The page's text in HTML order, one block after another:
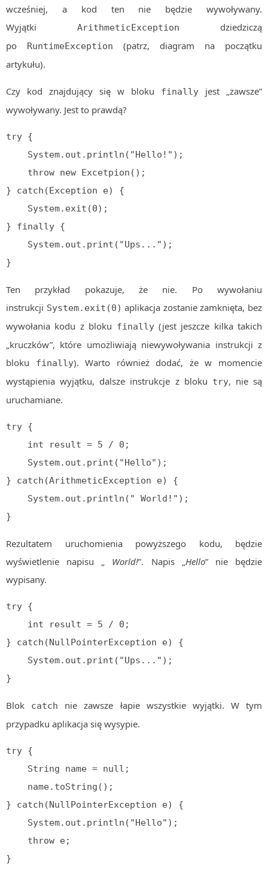
wcześniej, a kod ten nie będzie wywoływany.
Wyjątki ArithmeticException
dziedziczą
po
RuntimeException
(patrz, diagram na początku
artykułu).
Czy kod znajdujący się w bloku finally jest „zawsze”
wywoływany. Jest to prawdą?
try {
} catch(Exception e) {
} finally {
}
Ten przykład pokazuje, że nie. Po wywołaniu
instrukcji System.exit(0) aplikacja zostanie zamknięta, bez
wywołania kodu z bloku finally(jest jeszcze kilka takich
„kruczków”, które umożliwiają niewywoływania instrukcji z
bloku
finally). Warto również dodać, że w momencie
wystąpienia wyjątku, dalsze instrukcje z bloku try, nie są
uruchamiane.
try {
} catch(ArithmeticException e) {
}
Rezultatem uruchomienia powyższego kodu, będzie
wyświetlenie napisu „ World!”. Napis „ Hello” nie będzie
wypisany.
try {
} catch(NullPointerException e) {
}
Blok catch
nie zawsze łapie wszystkie wyjątki. W tym
przypadku aplikacja się wysypie.
try {
} catch(NullPointerException e) {
}